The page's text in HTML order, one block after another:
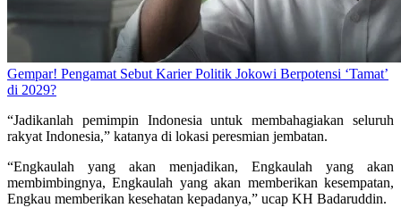
Gempar! Pengamat Sebut Karier Politik Jokowi Berpotensi ‘Tamat’
di 2029?
“Jadikanlah pemimpin Indonesia untuk membahagiakan seluruh
rakyat Indonesia,” katanya di lokasi peresmian jembatan.
“Engkaulah yang akan menjadikan, Engkaulah yang akan
membimbingnya, Engkaulah yang akan memberikan kesempatan,
Engkau memberikan kesehatan kepadanya,” ucap KH Badaruddin.